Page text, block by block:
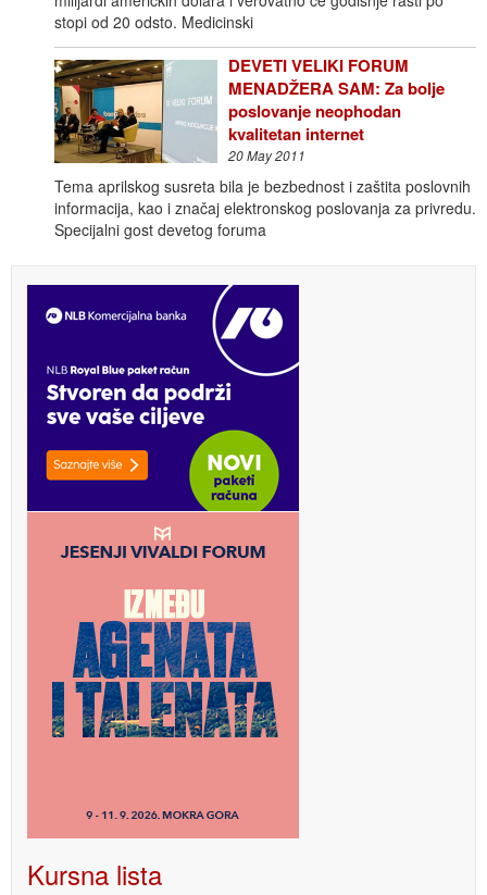
stopi od 20 odsto. Medicinski
DEVETI VELIKI FORUM
MENADŽERA SAM: Za bolje
poslovanje neophodan
kvalitetan internet
20 May 2011
Tema aprilskog susreta bila je bezbednost i zaštita poslovnih
informacija, kao i značaj elektronskog poslovanja za privredu.
Specijalni gost devetog foruma
Kursna lista